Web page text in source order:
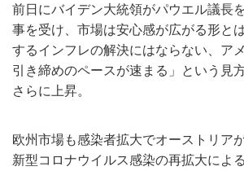
前日にバイデン大統領がパウエル議長
事を受け、市場は安心感が広がる形と
するインフレの解決にはならない、ア
引き締めのペースが速まる」という見
さらに上昇。
欧州市場も感染者拡大でオーストリア
新型コロナウイルス感染の再拡大によ